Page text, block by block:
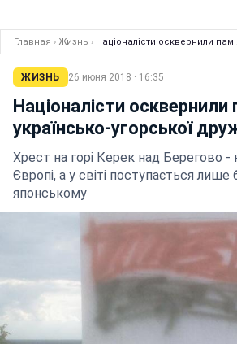
Главная › Жизнь › Націоналісти осквернили
ЖИЗНЬ 26 июня 2018 · 16:35
Націоналісти
українсько-угорської
Хрест на горі Керек над Берегово -
Європі, а у світі поступається лише
японському